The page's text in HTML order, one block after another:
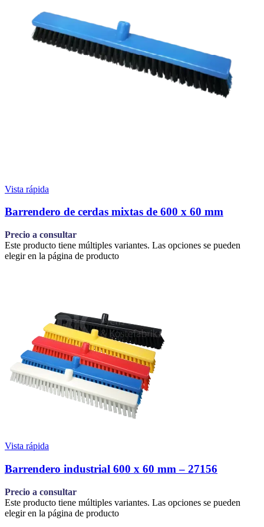
Vista rápida
Barrendero de cerdas mixtas de 600 x 60 mm
Precio a consultar
Este producto tiene múltiples variantes. Las opciones se pueden
elegir en la página de producto
Vista rápida
Barrendero industrial 600 x 60 mm – 27156
Precio a consultar
Este producto tiene múltiples variantes. Las opciones se pueden
elegir en la página de producto